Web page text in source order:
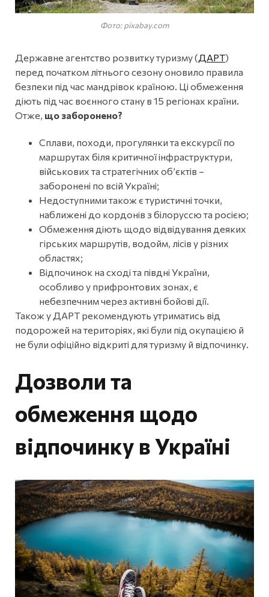
Фото: pixabay.com
Державне агентство розвитку туризму (ДАРТ)
перед початком літнього сезону оновило правила
безпеки під час мандрівок країною. Ці обмеження
діють під час воєнного стану в 15 регіонах країни.
Отже, що заборонено?
Сплави, походи, прогулянки та екскурсії по
маршрутах біля критичної інфраструктури,
військових та стратегічних об’єктів –
заборонені по всій Україні;
Недоступними також є туристичні точки,
наближені до кордонів з білоруссю та росією;
Обмеження діють щодо відвідування деяких
гірських маршрутів, водойм, лісів у різних
областях;
Відпочинок на сході та півдні України,
особливо у прифронтових зонах, є
небезпечним через активні бойові дії.
Також у ДАРТ рекомендують утриматись від
подорожей на територіях, які були під окупацією й
не були офіційно відкриті для туризму й відпочинку.
Дозволи та
обмеження щодо
відпочинку в Україні